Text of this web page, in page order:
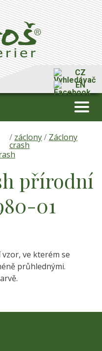
CZ
EN
/ záclony/ Záclony
crash
přírodní
01
ve kterém se
průhlednými.